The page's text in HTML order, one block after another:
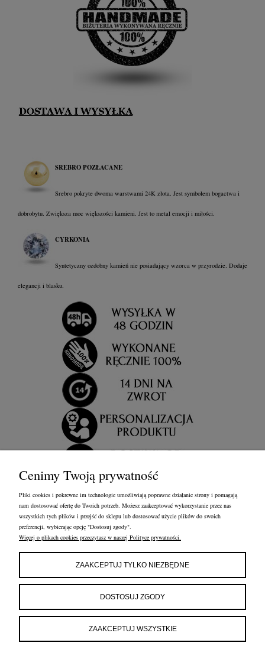
SREBRO POZŁACANE
Srebro pokryte dwoma warstwami 24K złota. Jest symbolem bogactwa i
dobrobytu. Zwiększa moc większości kamieni. Jest to metal emocji i miłości.
CYRKONIA
Syntetyczny ozdobny kamień nie posiadający wzorca w przyrodzie. Dodaje
elegancji i blasku.
OBSŁUGA KLIENTA FRANCOW JEWELRY
FRANCOW JEWELRY
ul. Kossaka 4/8, 49-200 Grodków
tel:660596974
e-mail:shop@francow.com
NIP: 7471775402
Cenimy Twoją prywatność
Pliki cookies i pokrewne im technologie umożliwiają poprawne działanie strony i pomagają
nam dostosować ofertę do Twoich potrzeb. Możesz zaakceptować wykorzystanie przez nas
wszystkich tych plików i przejść do sklepu lub dostosować użycie plików do swoich
preferencji, wybierając opcję "Dostosuj zgody".
Więcej o plikach cookies przeczytasz w naszej Polityce prywatności.
ZAAKCEPTUJ TYLKO NIEZBĘDNE
DOSTOSUJ ZGODY
ZAAKCEPTUJ WSZYSTKIE